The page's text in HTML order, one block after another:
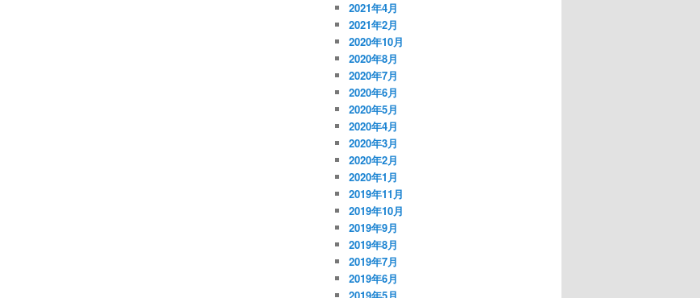
2021年4月
2021年2月
2020年10月
2020年8月
2020年7月
2020年6月
2020年5月
2020年4月
2020年3月
2020年2月
2020年1月
2019年11月
2019年10月
2019年9月
2019年8月
2019年7月
2019年6月